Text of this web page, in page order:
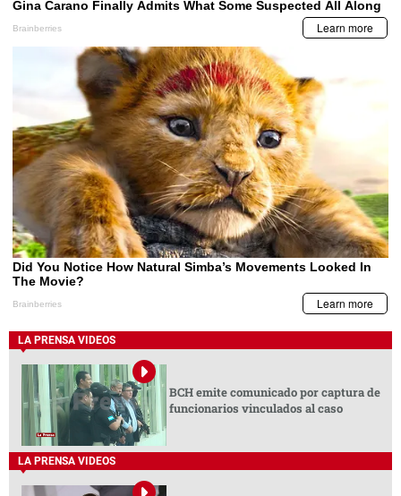
LA PRENSA VIDEOS
BCH emite comunicado por captura de
funcionarios vinculados al caso
LA PRENSA VIDEOS